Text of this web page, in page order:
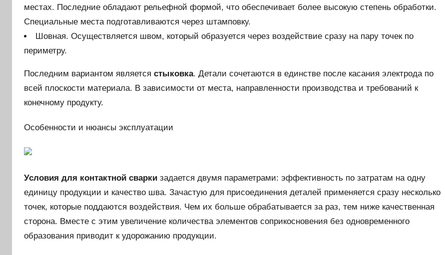
местах. Последние обладают рельефной формой, что обеспечивает более высокую степень обработки.
Специальные места подготавливаются через штамповку.
Шовная. Осуществляется швом, который образуется через воздействие сразу на пару точек по
периметру.
Последним вариантом является стыковка. Детали сочетаются в единстве после касания электрода по
всей плоскости материала. В зависимости от места, направленности производства и требований к
конечному продукту.
Особенности и нюансы эксплуатации
Условия для контактной сварки задается двумя параметрами: эффективность по затратам на одну
единицу продукции и качество шва. Зачастую для присоединения деталей применяется сразу несколько
точек, которые поддаются воздействия. Чем их больше обрабатывается за раз, тем ниже качественная
сторона. Вместе с этим увеличение количества элементов соприкосновения без одновременного
образования приводит к удорожанию продукции.